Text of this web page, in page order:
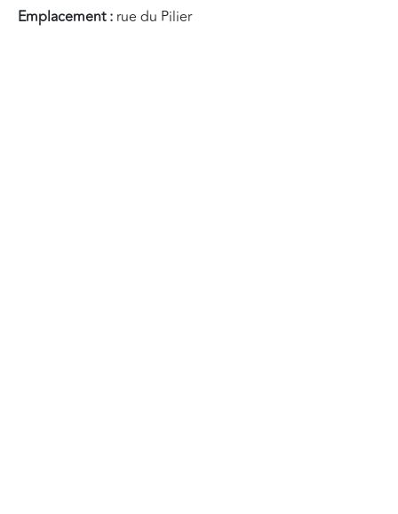
Emplacement : rue du Pilier